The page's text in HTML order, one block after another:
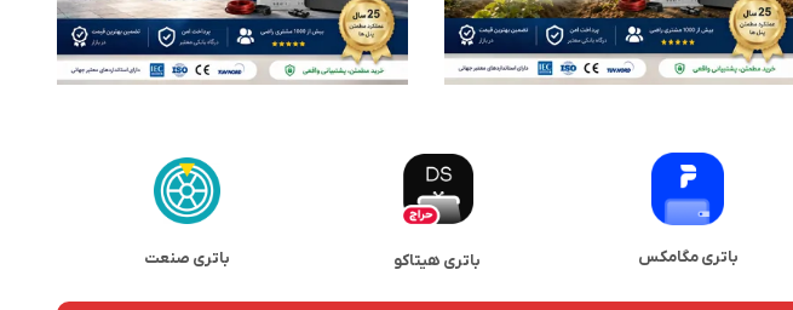
باتری مگامکس باتری هیتاکو باتری صنعت